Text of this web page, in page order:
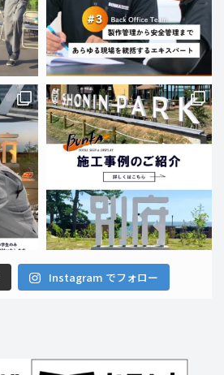
Instagram でフォロー